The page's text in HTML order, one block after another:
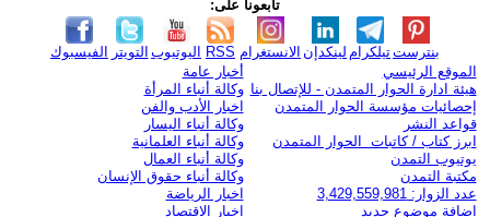
تابعونا على:
الفيسبوك التويتر اليوتيوب RSS الانستغرام لينكدإن تيلكرامبنترست
الموقع الرئيسي
هيئة ادارة الحوار المتمدن - للإتصال بنا
إحصائيات مؤسسة الحوار المتمدن
قواعد النشر
ابرز كتاب / كاتبات الحوار المتمدن
يوتيوب التمدن
مكتبة التمدن
عدد الزوار: 3,429,559,981
اضافة موضوع جديد
أخبار عامة
وكالة أنباء المرأة
اخبار الأدب والفن
وكالة أنباء اليسار
وكالة أنباء العلمانية
وكالة أنباء العمال
وكالة أنباء حقوق الإنسان
اخبار الرياضة
اخبار الاقتصاد